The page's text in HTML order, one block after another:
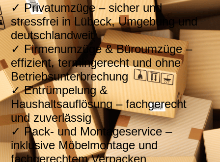
✓ Privatumzüge – sicher und
stressfrei in Lübeck, Umgebung und
deutschlandweit
✓ Firmenumzüge & Büroumzüge –
effizient, termingerecht und ohne
Betriebsunterbrechung
✓ Entrümpelung &
Haushaltsauflösung – fachgerecht
und zuverlässig
✓ Pack- und Montageservice –
inklusive Möbelmontage und
fachgerechtem Verpacken